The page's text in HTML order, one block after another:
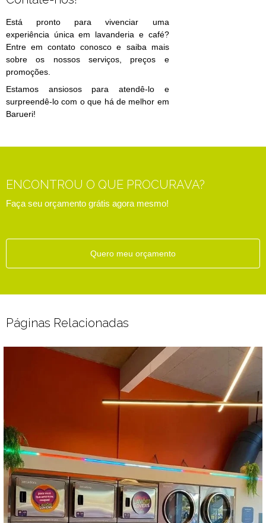
Está pronto para vivenciar uma
experiência única em lavanderia e café?
Entre em contato conosco e saiba mais
sobre os nossos serviços, preços e
promoções.
Estamos ansiosos para atendê-lo e
surpreendê-lo com o que há de melhor em
Barueri!
ENCONTROU O QUE PROCURAVA?
Faça seu orçamento grátis agora mesmo!
Quero meu orçamento
Páginas Relacionadas